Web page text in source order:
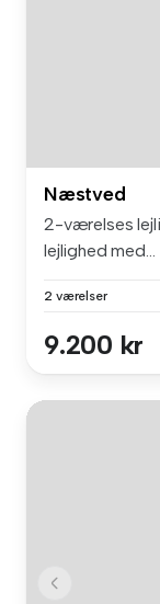
Næstved
2-værelses
lejlighed med...
2 værelser
9.200 kr